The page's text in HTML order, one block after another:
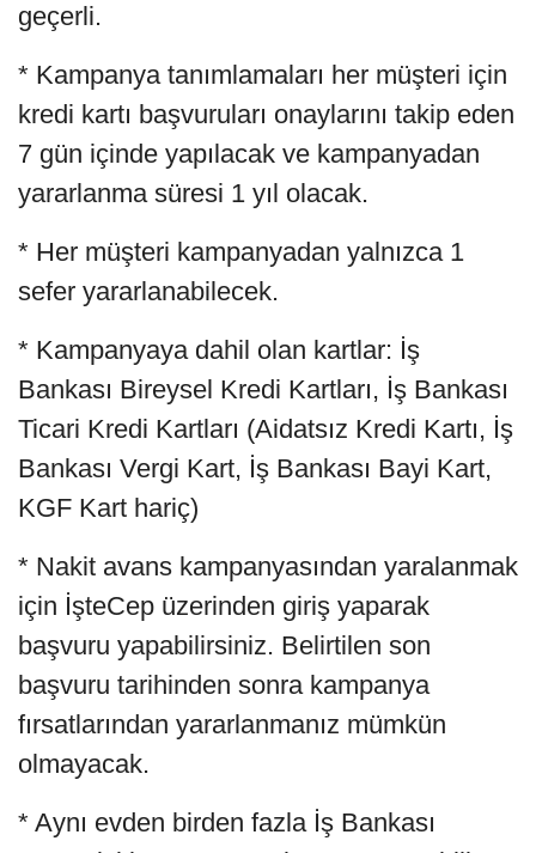
geçerli.
* Kampanya tanımlamaları her müşteri için
kredi kartı başvuruları onaylarını takip eden
7 gün içinde yapılacak ve kampanyadan
yararlanma süresi 1 yıl olacak.
* Her müşteri kampanyadan yalnızca 1
sefer yararlanabilecek.
* Kampanyaya dahil olan kartlar: İş
Bankası Bireysel Kredi Kartları, İş Bankası
Ticari Kredi Kartları (Aidatsız Kredi Kartı, İş
Bankası Vergi Kart, İş Bankası Bayi Kart,
KGF Kart hariç)
* Nakit avans kampanyasından yaralanmak
için İşteCep üzerinden giriş yaparak
başvuru yapabilirsiniz. Belirtilen son
başvuru tarihinden sonra kampanya
fırsatlarından yararlanmanız mümkün
olmayacak.
* Aynı evden birden fazla İş Bankası